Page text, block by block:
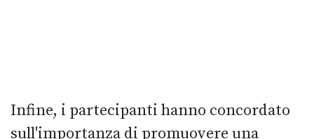
Infine, i partecipanti hanno concordato
sull'importanza di promuovere una